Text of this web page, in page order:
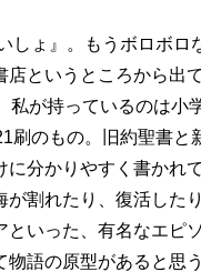
しょ』。もうボロボロ
店というところから出
私が持っているのは小
刷のもの。旧約聖書と
に分かりやすく書かれ
が割れたり、復活した
といった、有名なエピ
物語の原型があると思